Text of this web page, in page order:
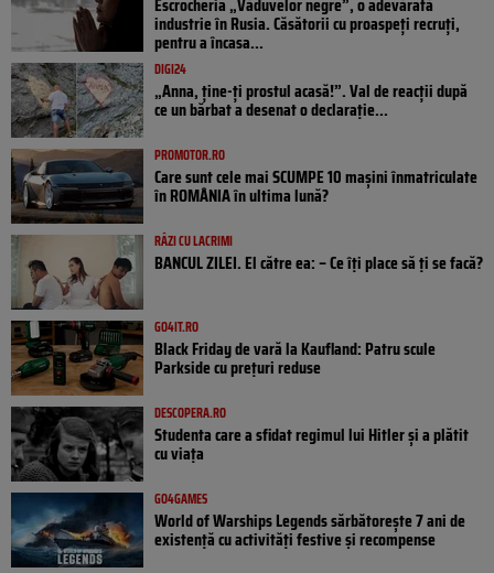
industrie în Rusia. Căsătorii cu proaspeți recruți,
pentru a încasa...
DIGI24
„Anna, ţine-ţi prostul acasă!”. Val de reacții după
ce un bărbat a desenat o declarație...
PROMOTOR.RO
Care sunt cele mai SCUMPE 10 mașini înmatriculate
în ROMÂNIA în ultima lună?
RÂZI CU LACRIMI
BANCUL ZILEI. El către ea: – Ce îți place să ți se facă?
GO4IT.RO
Black Friday de vară la Kaufland: Patru scule
Parkside cu prețuri reduse
DESCOPERA.RO
Studenta care a sfidat regimul lui Hitler și a plătit
cu viața
GO4GAMES
World of Warships Legends sărbătorește 7 ani de
existență cu activități festive și recompense